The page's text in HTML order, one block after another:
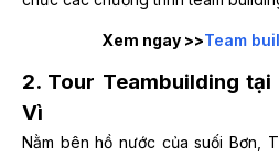
Xem ngay >>Team
2. Tour Teambuilding
Vì
Nằm bên hồ nước của suối Bơn,